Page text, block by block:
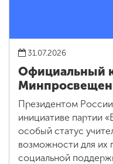
31.07.2026
Официальный
Президентом
инициативе партии
особый статус
возможности для их
социальной